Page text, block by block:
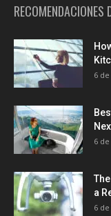
RECOMENDACIONES
6
6
a
6